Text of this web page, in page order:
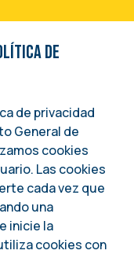
Edición
INTERNACIONALES (NDI)
de
de privacidad
General de
cookies
Las cookies
cada vez que
una
inicie la
cookies con